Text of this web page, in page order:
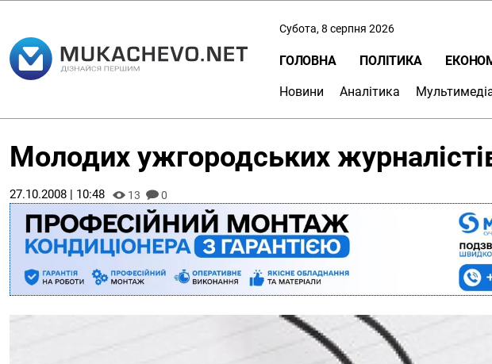
Субота, 8 серпня 2026
ГОЛОВНА ПОЛІТИКА
Новини Аналітика
Молодих ужгородських
27.10.2008 | 10:48 13 0